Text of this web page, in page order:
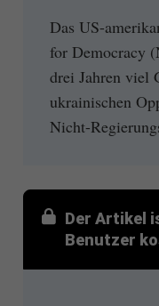
Das US-
for Democracy
drei Jahren viel
ukrainischen
Nicht-
Der Artikel
Benutzer